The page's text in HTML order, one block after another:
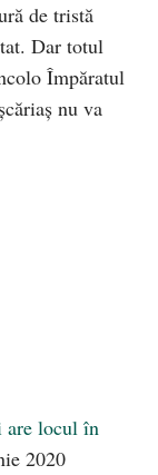
de tristă
Dar totul
Împăratul
nu va
are locul în
2020